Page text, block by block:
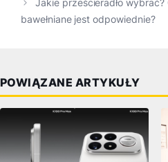
Jakie prześcieradło wybrać?
bawełniane jest odpowiednie?
POWIĄZANE ARTYKUŁY